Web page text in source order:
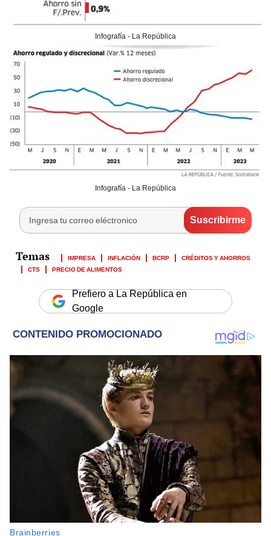
Infografía - La República
Infografía - La República
IMPRESA INFLACIÓN BCRP
CRÉDITOS Y AHORROS
CTS
PRECIO DE ALIMENTOS
Prefiero a La República en
Google